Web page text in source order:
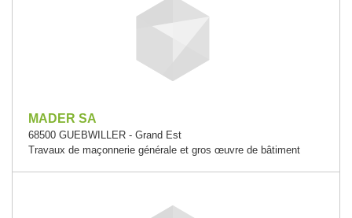
MADER SA
68500 GUEBWILLER - Grand Est
Travaux de maçonnerie générale et gros œuvre de bâtiment